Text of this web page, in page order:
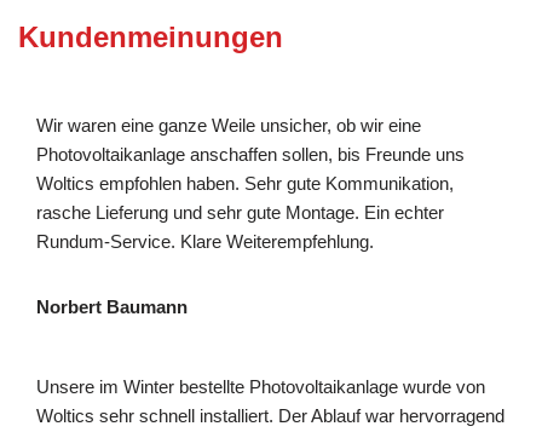
Kundenmeinungen
Wir waren eine ganze Weile unsicher, ob wir eine
Photovoltaikanlage anschaffen sollen, bis Freunde uns
Woltics empfohlen haben. Sehr gute Kommunikation,
rasche Lieferung und sehr gute Montage. Ein echter
Rundum-Service. Klare Weiterempfehlung.
Norbert Baumann
Unsere im Winter bestellte Photovoltaikanlage wurde von
Woltics sehr schnell installiert. Der Ablauf war hervorragend